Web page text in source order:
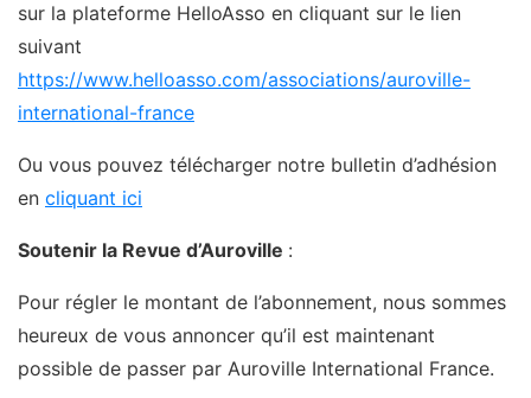
sur la plateforme HelloAsso en cliquant sur le lien
suivant
https://www.helloasso.com/associations/auroville-
international-france
Ou vous pouvez télécharger notre bulletin d’adhésion
en cliquant ici
Soutenir la Revue d’Auroville :
Pour régler le montant de l’abonnement, nous sommes
heureux de vous annoncer qu’il est maintenant
possible de passer par Auroville International France.